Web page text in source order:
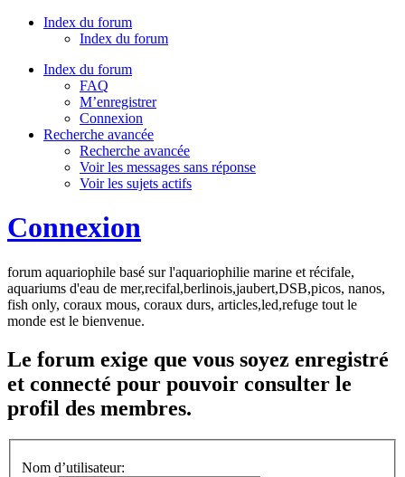
Index du forum
Index du forum
Index du forum
FAQ
M’enregistrer
Connexion
Recherche avancée
Recherche avancée
Voir les messages sans réponse
Voir les sujets actifs
Connexion
forum aquariophile basé sur l'aquariophilie marine et récifale,
aquariums d'eau de mer,recifal,berlinois,jaubert,DSB,picos, nanos,
fish only, coraux mous, coraux durs, articles,led,refuge tout le
monde est le bienvenue.
Le forum exige que vous soyez enregistré
et connecté pour pouvoir consulter le
profil des membres.
Nom d’utilisateur: